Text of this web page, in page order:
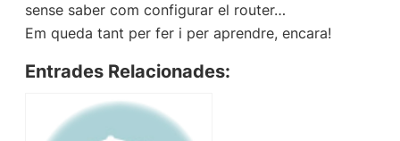
sense saber com configurar el router…
Em queda tant per fer i per aprendre, encara!
Entrades Relacionades: